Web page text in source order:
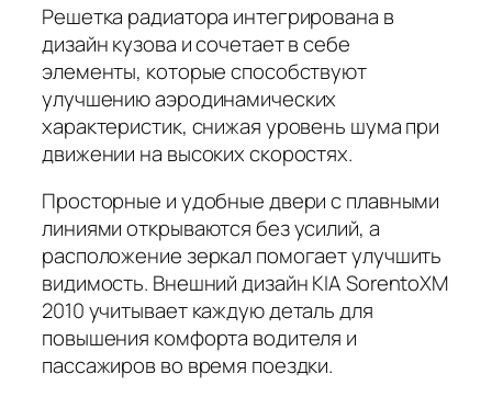
Решетка радиатора интегрирована в
дизайн кузова и сочетает в себе
элементы, которые способствуют
улучшению аэродинамических
характеристик, снижая уровень шума при
движении на высоких скоростях.
Просторные и удобные двери с плавными
линиями открываются без усилий, а
расположение зеркал помогает улучшить
видимость. Внешний дизайн KIA SorentoXM
2010 учитывает каждую деталь для
повышения комфорта водителя и
пассажиров во время поездки.